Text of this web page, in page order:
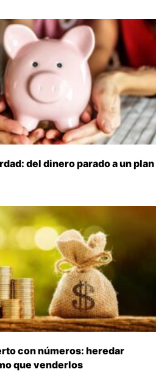
del dinero parado a un plan
con números: heredar
que venderlos